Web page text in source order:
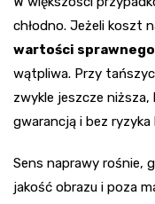
chłodno. Jeżeli koszt
wartości
wątpliwa. Przy
zwykle jeszcze
gwarancją i bez ryzyka
Sens naprawy rośnie,
jakość obrazu i poza